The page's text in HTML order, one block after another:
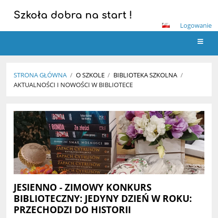
Szkoła dobra na start !
Logowanie
STRONA GŁÓWNA / O SZKOLE / BIBLIOTEKA SZKOLNA /
AKTUALNOŚCI I NOWOŚCI W BIBLIOTECE
Aktualności
nowości
w
bibliotece
JESIENNO - ZIMOWY KONKURS
BIBLIOTECZNY: JEDYNY DZIEŃ W ROKU:
PRZECHODZI DO HISTORII